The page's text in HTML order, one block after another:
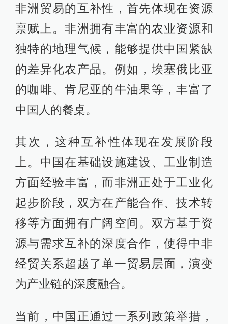
非洲贸易的互补性，首先体现在资源
禀赋上。非洲拥有丰富的农业资源和
独特的地理气候，能够提供中国紧缺
的差异化农产品。例如，埃塞俄比亚
的咖啡、肯尼亚的牛油果等，丰富了
中国人的餐桌。
其次，这种互补性体现在发展阶段
上。中国在基础设施建设、工业制造
方面经验丰富，而非洲正处于工业化
起步阶段，双方在产能合作、技术转
移等方面拥有广阔空间。双方基于资
源与需求互补的深度合作，使得中非
经贸关系超越了单一贸易层面，演变
为产业链的深度融合。
当前，中国正通过一系列政策举措，